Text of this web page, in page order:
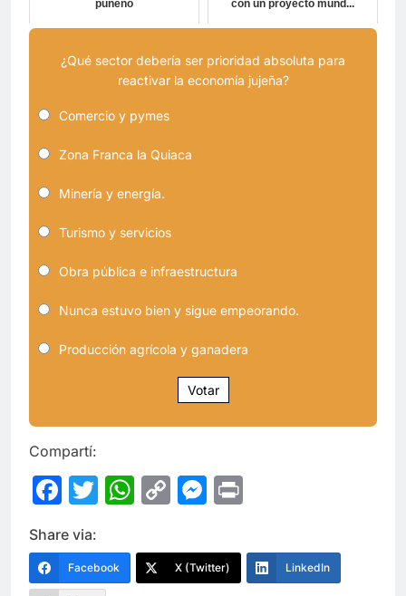
puneño con un proyecto mund...
¿Qué sector debería ser prioridad absoluta para
reactivar la economía jujeña?
Comercio y pymes
Zona Franca la Quiaca
Minería y energía.
Turismo y servicios
Obra pública e infraestructura
Nunca estuvo bien y sigue empeorando.
Producción agrícola y ganadera
Votar
Compartí:
Facebook
Twitter
WhatsApp
CopyMessenger
Share via:
Facebook X (Twitter) LinkedIn